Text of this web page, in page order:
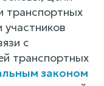
транспортных
участников
с
транспортных
законом